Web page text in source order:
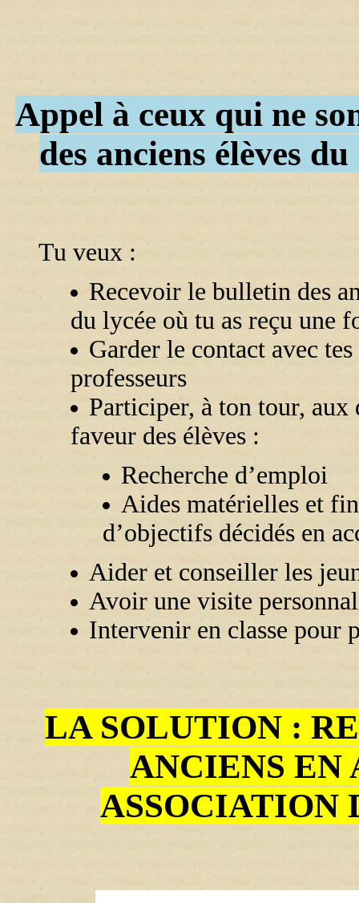
Appel à ceux qui ne
des anciens élèves
Tu veux :
Recevoir le bulletin des
du lycée où tu as reçu une
Garder le contact avec tes
professeurs
Participer, à ton tour, aux
faveur des élèves :
Recherche d’emploi
Aides matérielles et
d’objectifs décidés en
Aider et conseiller les
Avoir une visite
Intervenir en classe pour
LA SOLUTION :
ANCIENS EN
ASSOCIATION